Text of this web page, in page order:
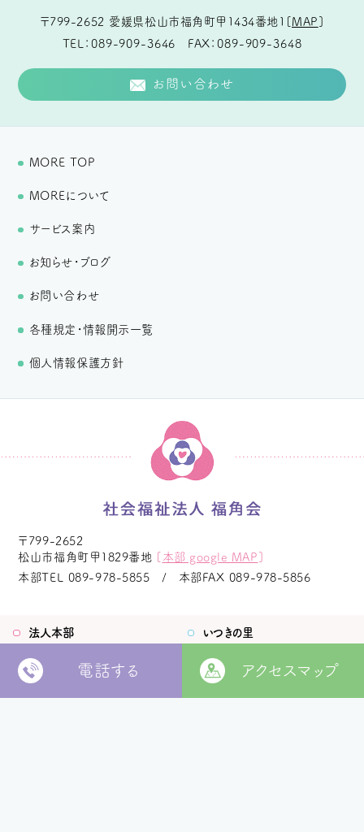
〒799-2652 愛媛県松山市福角町甲1434番地1 [ MAP ]
TEL
089-909-3646 FAX 089-909-3648
お問い合わせ
MORE TOP
MOREについて
サービス案内
お知らせ・ブログ
お問い合わせ
各種規定・情報開示一覧
個人情報保護方針
〒799-2652
松山市福角町甲1829番地
本部 google MAP ]
本部TEL
089-978-5855 本部FAX 089-978-5856
法人本部
認定こども園 福角保育園
いつきの里
地域生活者支援室
電話する アクセスマップ